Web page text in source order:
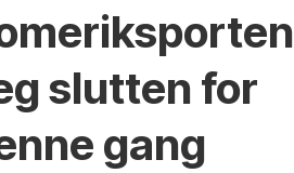
slutten for
gang